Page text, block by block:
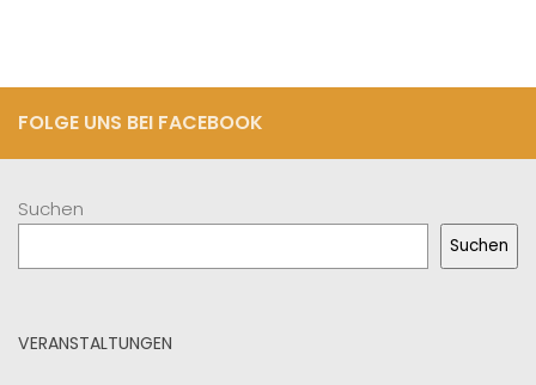
FOLGE UNS BEI FACEBOOK
Suchen
Suchen
VERANSTALTUNGEN